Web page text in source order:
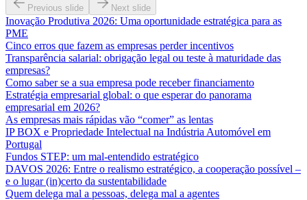
Previous slide Next slide
Inovação Produtiva 2026: Uma oportunidade estratégica para as
PME
Cinco erros que fazem as empresas perder incentivos
Transparência salarial: obrigação legal ou teste à maturidade das
empresas?
Como saber se a sua empresa pode receber financiamento
Estratégia empresarial global: o que esperar do panorama
empresarial em 2026?
As empresas mais rápidas vão “comer” as lentas
IP BOX e Propriedade Intelectual na Indústria Automóvel em
Portugal
Fundos STEP: um mal-entendido estratégico
DAVOS 2026: Entre o realismo estratégico, a cooperação possível –
e o lugar (in)certo da sustentabilidade
Quem delega mal a pessoas, delega mal a agentes